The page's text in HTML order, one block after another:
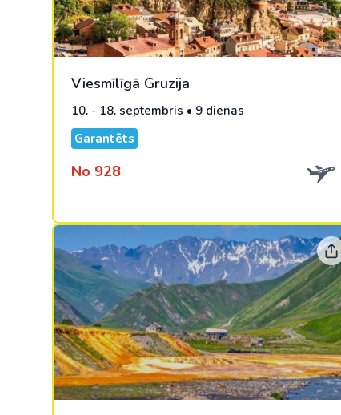
Viesmīlīgā Gruzija
10. - 18. septembris • 9 dienas
Garantēts
No 928